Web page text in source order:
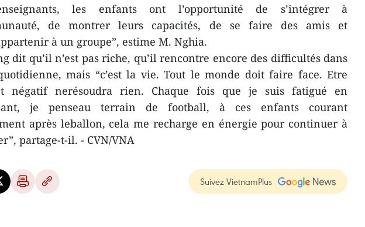
les enfants ont l’opportunité de s’intégrer à
de montrer leurs capacités, de se faire des amis et
à un groupe”, estime M. Nghia.
dit qu’il n’est pas riche, qu’il rencontre encore des difficultés dans
mais “c’est la vie. Tout le monde doit faire face. Etre
négatif nerésoudra rien. Chaque fois que je suis fatigué en
je penseau terrain de football, à ces enfants courant
après leballon, cela me recharge en énergie pour continuer à
partage-t-il. - CVN/VNA
Suivez VietnamPlus